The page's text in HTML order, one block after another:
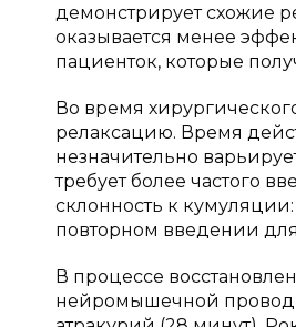
демонстрирует схожие
оказывается менее
пациенток, которые
Во время
релаксацию. Время
незначительно
требует более частого
склонность к
повторном введении
В процессе
нейромышечной